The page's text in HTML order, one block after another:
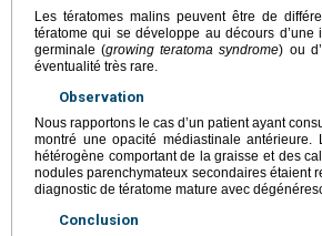
Les tératomes malins peuvent être de
tératome qui se développe au décours d’une
germinale (growing teratoma syndrome) ou
éventualité très rare.
Observation
Nous rapportons le cas d’un patient ayant
montré une opacité médiastinale
hétérogène comportant de la graisse et des
nodules parenchymateux secondaires étaient
diagnostic de tératome mature avec
Conclusion